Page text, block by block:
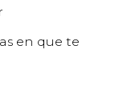
en que te